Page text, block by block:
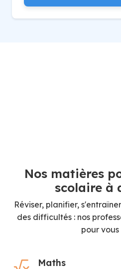
Nos matières
scolaire à
Réviser, planifier,
des difficultés : nos
pour vous
Maths